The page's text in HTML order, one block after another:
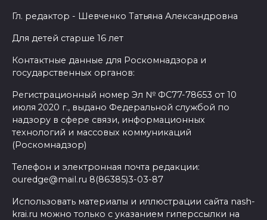
Гл. редактор - Шевченко Татьяна Александровна
Для детей старше 16 лет
Контактные данные для Роскомнадзора и
государственных органов:
Регистрационный номер Эл № ФС77-78653 от 10
июля 2020 г., выдано Федеральной службой по
надзору в сфере связи, информационных
технологий и массовых коммуникаций
(Роскомнадзор)
Телефон и электронная почта редакции:
ouredge@mail.ru 8(86385)3-03-87
Использовать материалы и иллюстрации сайта nash-
krai.ru можно только с указанием гиперссылки на